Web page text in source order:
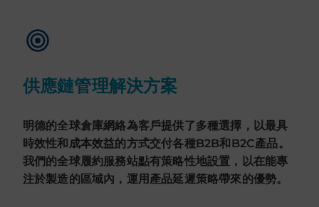
供應鏈管理解決方案
明德的全球倉庫網絡為客戶提供了多種選擇，以最具
時效性和成本效益的方式交付各種B2B和B2C產品。
我們的全球履約服務站點有策略性地設置，以在能專
注於製造的區域內，運用產品延遲策略帶來的優勢。